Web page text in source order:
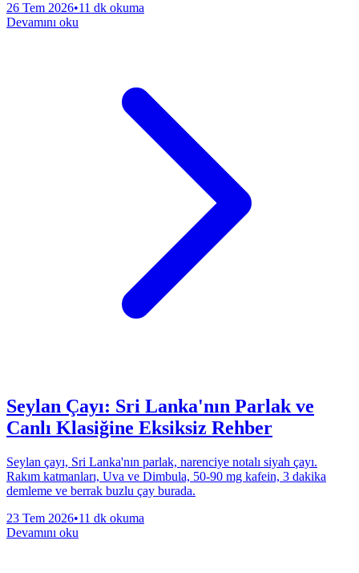
26 Tem 2026•11 dk okuma
Devamını oku
Seylan Çayı: Sri Lanka'nın Parlak ve
Canlı Klasiğine Eksiksiz Rehber
Seylan çayı, Sri Lanka'nın parlak, narenciye notalı siyah çayı.
Rakım katmanları, Uva ve Dimbula, 50-90 mg kafein, 3 dakika
demleme ve berrak buzlu çay burada.
23 Tem 2026•11 dk okuma
Devamını oku